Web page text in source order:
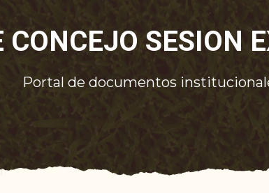
CONCEJO SESION
Portal de documentos